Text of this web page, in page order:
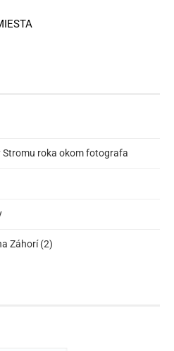
Stromu roka okom fotografa
Záhorí (2)